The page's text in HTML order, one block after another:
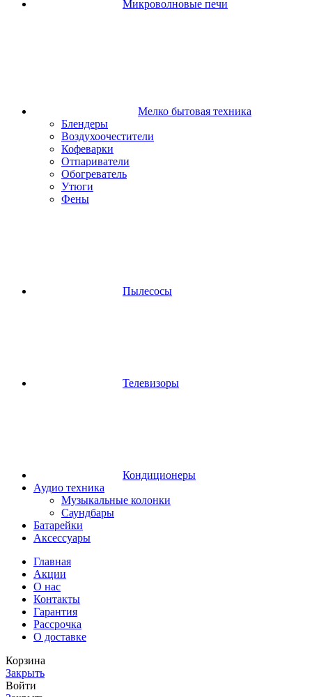
Микроволновые печи
Мелко бытовая техника
Блендеры
Воздухоочестители
Кофеварки
Отпариватели
Обогреватель
Утюги
Фены
Пылесосы
Телевизоры
Кондиционеры
Аудио техника
Музыкальные колонки
Саундбары
Батарейки
Аксессуары
Главная
Акции
О нас
Контакты
Гарантия
Рассрочка
О доставке
Корзина
Закрыть
Войти